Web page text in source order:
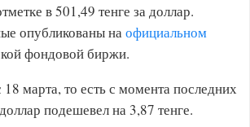
в 501,49 тенге за доллар.
опубликованы наофициальном
фондовой биржи.
марта, то есть с момента последних
подешевел на 3,87 тенге.